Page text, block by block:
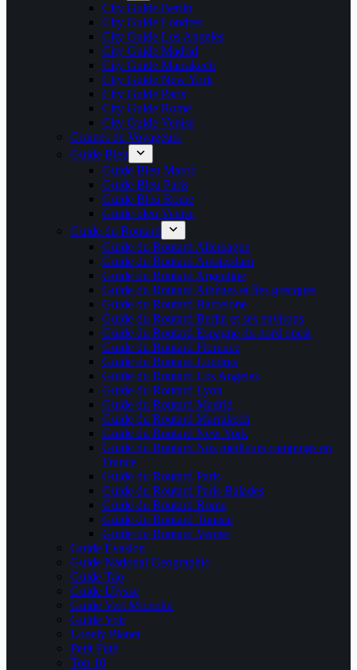
City Guide Berlin
City Guide Londres
City Guide Los Angeles
City Guide Madrid
City Guide Marrakech
City Guide New York
City Guide Paris
City Guide Rome
City Guide Venise
Graines de Voyageurs
Guide Bleu
Guide Bleu Maroc
Guide Bleu Paris
Guide Bleu Rome
Guide bleu Venise
Guide du Routard
Guide du Routard Allemagne
Guide du Routard Amsterdam
Guide du Routard Argentine
Guide du Routard Athènes et îles grecques
Guide du Routard Barcelone
Guide du Routard Berlin et ses environs
Guide du Routard Espagne du nord ouest
Guide du Routard Florence
Guide du Routard Londres
Guide du Routard Los Angeles
Guide du Routard Lyon
Guide du Routard Madrid
Guide du Routard Marrakech
Guide du Routard New York
Guide du Routard Nos meilleurs campings en
France
Guide du Routard Paris
Guide du Routard Paris Balades
Guide du Routard Rome
Guide du Routard Tunisie
Guide du Routard Venise
Guide Évasion
Guide National Geographic
Guide Tao
Guide Ulysse
Guide Vert Michelin
Guide Voir
Lonely Planet
Petit Futé
Top 10